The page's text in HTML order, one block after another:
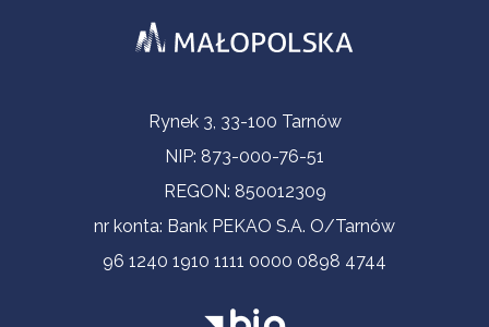
Informacje kontaktoweRynek 3, 33-100 Tarnów
NIP: 873-000-76-51
REGON: 850012309
nr konta: Bank PEKAO S.A. O/Tarnów
96 1240 1910 1111 0000 0898 4744